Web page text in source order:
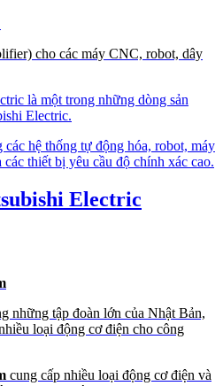
cho các máy CNC, robot, dây
là một trong những dòng sản
Electric.
hệ thống tự động hóa, robot, máy
thiết bị yêu cầu độ chính xác cao.
Electric
những tập đoàn lớn của Nhật Bản,
loại động cơ điện cho công
cung cấp nhiều loại động cơ điện và